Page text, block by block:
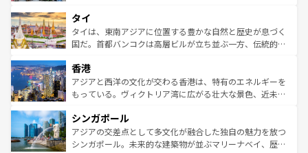
リティに包まれながら、韓国の多彩な魅力を心ゆくまで味
わってみてほしい。 なお、新着の韓国情報はコンテンツ一
覧を参照してほしい。
急速な発展と共に伝統が息づく。ハノイの古い町並みやホ
ーチミン市のフランス統治時代の建物も、独特の雰囲気を
醸し出している。また、バラエティの豊かさとおいしさで
とつ。フォーやバインミー、ベトナムコーヒーなどは、ぜ
ひ現地で味わいたい。どの地域を訪れてもあたたかい人々
が旅行者を迎えてくれるので、きっと忘れられない旅にな
参照してほしい。
タイ
タイは、東南アジアに位置する豊かな自然と歴史が息づく
国だ。首都バンコクは高層ビルが立ち並ぶ一方、伝統的な
の活気が交差している。北部ではチェンマイなどの山岳地
帯で自然と触れ合い、南部ではプーケットやクラビの美し
いビーチでリゾート気分を楽しむことができる。タイ料理
激する。気候は一年中温暖で、どの季節にも異なる楽しみ
が待っている。親しみやすいタイの人々、仏教を中心とし
た文化、そして多様な観光資源が、訪れる旅人を魅了し続
香港
アジアと西洋の文化が交わる香港は、特有のエネルギーを
もっている。ヴィクトリア湾に広がる壮大な景色、近未来
み、どこを訪れても感動するはず。観光スポットが密集し
ており、効率よく見どころを回れるのも魅力。息をのむよ
うな絶景から文化的な体験まで、香港を存分に楽しみ尽く
シンガポール
アジアの交差点として多文化が融合した独自の魅力を放つ
シンガポール。未来的な建築物が並ぶマリーナベイ、歴史